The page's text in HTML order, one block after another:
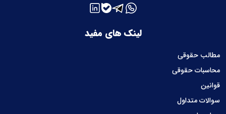
لینک های مفید
مطالب حقوقی
محاسبات حقوقی
قوانین
سوالات متداول